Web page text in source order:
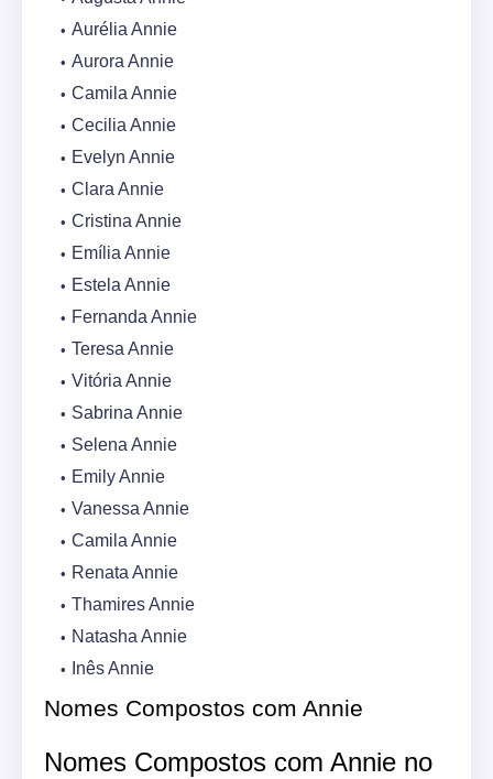
Aurélia Annie
Aurora Annie
Camila Annie
Cecilia Annie
Evelyn Annie
Clara Annie
Cristina Annie
Emília Annie
Estela Annie
Fernanda Annie
Teresa Annie
Vitória Annie
Sabrina Annie
Selena Annie
Emily Annie
Vanessa Annie
Camila Annie
Renata Annie
Thamires Annie
Natasha Annie
Inês Annie
Nomes Compostos com Annie
Nomes Compostos com Annie no